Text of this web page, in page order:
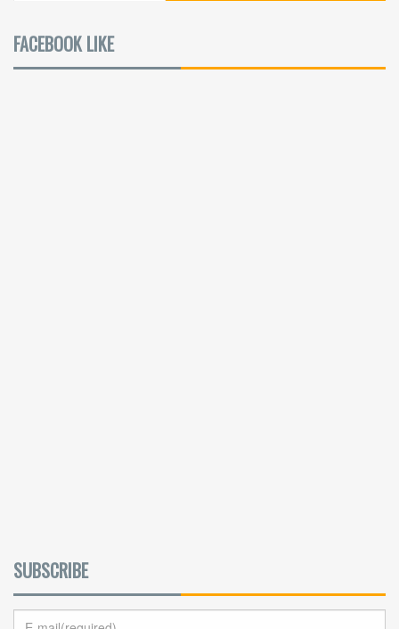
FACEBOOK LIKE
SUBSCRIBE